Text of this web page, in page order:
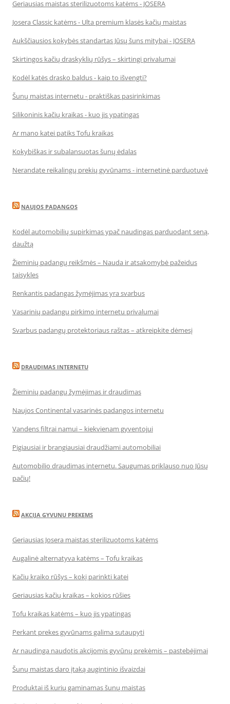
Geriausias maistas sterilizuotoms katėms - JOSERA
Josera Classic katėms - Ulta premium klasės kačių maistas
Aukščiausios kokybės standartas Jūsų šuns mitybai - JOSERA
Skirtingos kačių draskyklių rūšys – skirtingi privalumai
Kodėl katės drasko baldus - kaip to išvengti?
Šunų maistas internetu - praktiškas pasirinkimas
Silikoninis kačių kraikas - kuo jis ypatingas
Ar mano katei patiks Tofu kraikas
Kokybiškas ir subalansuotas šunų ėdalas
Nerandate reikalingų prekių gyvūnams - internetinė parduotuvė
NAUJOS PADANGOS
Kodėl automobilių supirkimas ypač naudingas parduodant seną,
daužtą
Žieminių padangų reikšmės – Nauda ir atsakomybė pažeidus
taisykles
Renkantis padangas žymėjimas yra svarbus
Vasarinių padangų pirkimo internetu privalumai
Svarbus padangų protektoriaus raštas – atkreipkite dėmesį
DRAUDIMAS INTERNETU
Žieminių padangų žymėjimas ir draudimas
Naujos Continental vasarinės padangos internetu
Vandens filtrai namui – kiekvienam gyventojui
Pigiausiai ir brangiausiai draudžiami automobiliai
Automobilio draudimas internetu. Saugumas priklauso nuo Jūsų
pačių!
AKCIJA GYVUNU PREKEMS
Geriausias Josera maistas sterilizuotoms katėms
Augalinė alternatyva katėms – Tofu kraikas
Kačių kraiko rūšys – kokį parinkti katei
Geriausias kačių kraikas – kokios rūšies
Tofu kraikas katėms – kuo jis ypatingas
Perkant prekes gyvūnams galima sutaupyti
Ar naudinga naudotis akcijomis gyvūnų prekėmis – pastebėjimai
Šunų maistas daro įtaką augintinio išvaizdai
Produktai iš kurių gaminamas šunų maistas